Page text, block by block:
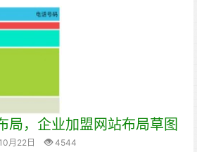
局，企业加盟网站布局草图
月22日 4544